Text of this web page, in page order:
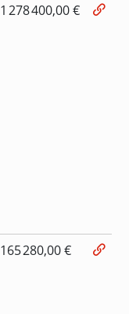
1 278 400,00 €
165 280,00 €